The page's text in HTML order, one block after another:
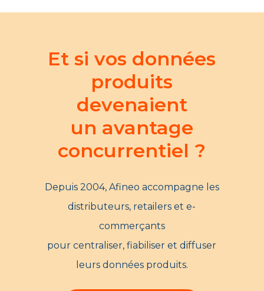
Et si vos données
produits
devenaient
un avantage
concurrentiel ?
Depuis 2004, Afineo accompagne les
distributeurs, retailers et e-
commerçants
pour centraliser, fiabiliser et diffuser
leurs données produits.